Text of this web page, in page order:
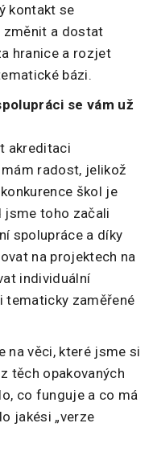
kontakt se
změnit a dostat
hranice a rozjet
bázi.
se vám už
akreditaci
radost, jelikož
škol je
jsme toho začali
spolupráce a díky
na projektech na
individuální
tematicky zaměřené
na věci, které jsme si
těch opakovaných
co funguje a co má
jakési „verze